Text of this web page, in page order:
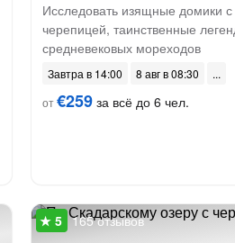
Исследовать изящные домики с
черепицей, таинственные
средневековых мореходов
Завтра в 14:00
8 авг в 08:30
от€259 за всё до 6 чел.
165 отзывов